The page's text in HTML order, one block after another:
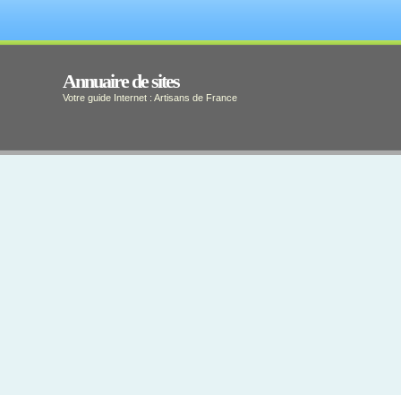
Annuaire de sites
Votre guide Internet : Artisans de France